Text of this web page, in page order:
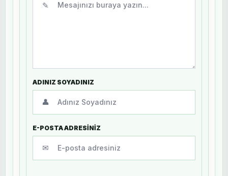
✎
ADINIZ SOYADINIZ
👤
E-POSTA ADRESİNİZ
✉